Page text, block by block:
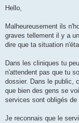
Hello,
Malheureusement ils
graves tellement il y a
dire que ta situation
Dans les cliniques tu
n'attendent pas que tu
dossier. Dans le public,
que bien des gens se
services sont obligés
Je reconnais que le